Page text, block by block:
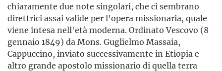
chiaramente due note singolari, che ci sembrano
direttrici assai valide per l'opera missionaria, quale
viene intesa nell'età moderna. Ordinato Vescovo (8
gennaio 1849) da Mons. Guglielmo Massaia,
Cappuccino, inviato successivamente in Etiopia e
altro grande apostolo missionario di quella terra